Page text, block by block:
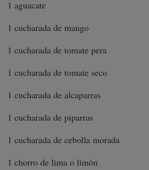
1 aguacate
1 cucharada de mango
1 cucharada de tomate pera
1 cucharada de tomate seco
1 cucharada de alcaparras
1 cucharada de piparras
1 cucharada de cebolla morada
1 chorro de lima o limón